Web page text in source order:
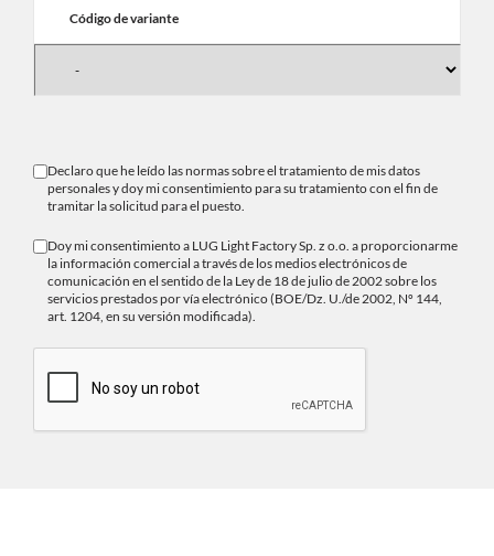
Código de variante
Declaro que he leído las normas sobre el tratamiento de mis datos
personalesy doy mi consentimiento para su tratamiento con el fin de
tramitar la solicitud para el puesto.
Doy mi consentimiento a LUG Light Factory Sp. z o.o. a proporcionarme
la información comercial a través de los medios electrónicos de
comunicación en el sentido de la Ley de 18 de julio de 2002 sobre los
servicios prestados por vía electrónico (BOE/Dz. U./de 2002, Nº 144,
art. 1204, en su versión modificada).